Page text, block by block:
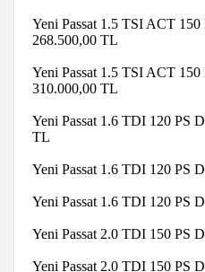
Yeni Passat 1.5 TSI ACT 150
268.500,00 TL
Yeni Passat 1.5 TSI ACT 150
310.000,00 TL
Yeni Passat 1.6 TDI 120 PS
TL
Yeni Passat 1.6 TDI 120 PS
Yeni Passat 1.6 TDI 120 PS
Yeni Passat 2.0 TDI 150 PS
Yeni Passat 2.0 TDI 150 PS